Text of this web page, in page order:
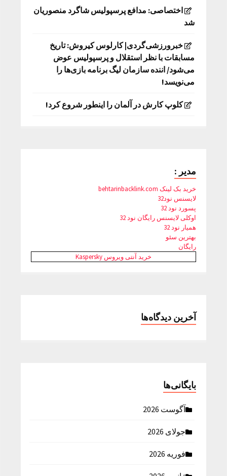
اختصاصی: مدافع پرسپولیس شاگرد منصوریان
شد
خبرورزشی‌گردی| کارلوس کیروش: تاریخ
مسابقات با نظر استقلال و پرسپولیس عوض
می‌شود/ اننده سازمان لیگ برنامه بازی‌ها را
می‌نویسد!
کلوپ کارش در آلمان را اینطور شروع کرد!
مدیر :
خرید بک لینک behtarinbacklink.com
لایسنس نود32
پسورد نود 32
اوکلی لایسنس رایگان نود 32
همیار نود 32
بهترین سئو
رایگان
خرید آنتی ویروس Kaspersky
آخرین دیدگاه‌ها
بایگانی‌ها
آگوست 2026
جولای 2026
فوریه 2026